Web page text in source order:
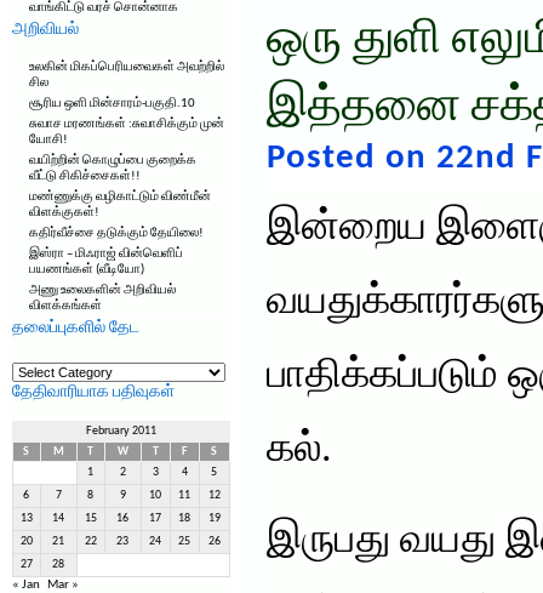
வாங்கிட்டு வரச் சொன்னாக
அறிவியல்
உலகின் மிகப்பெரியவைகள் அவற்றில்
சில
சூரிய ஒளி மின்சாரம்-பகுதி.10
சுவாச மரணங்கள் :சுவாசிக்கும் முன்
யோசி!
வயிற்றின் கொழுப்பை குறைக்க
வீட்டு சிகிச்சைகள்!!
மண்ணுக்கு வழிகாட்டும் விண்மீன்
விளக்குகள்!
கதிர்வீச்சை தடுக்கும் தேயிலை!
இஸ்ரா – மிஃராஜ் வின்வெளிப்
பயணங்கள் (வீடியோ)
அணு உலைகளின் அறிவியல்
விளக்கங்கள்
தலைப்புகளில் தேட
தலைப்புகளில்
தேட
தேதிவாரியாக பதிவுகள்
February 2011
S
M W F
S
1
2 3 4 5
6 7 8 9 10 11 12
13 14 15 16 17 18 19
20 21 22 23 24 25 26
27 28
« Jan Mar »
ஒரு துளி
இத்தனை
Posted on 22nd
இன்றைய
பாதிக்கப்படும்
கல்.
இருபது